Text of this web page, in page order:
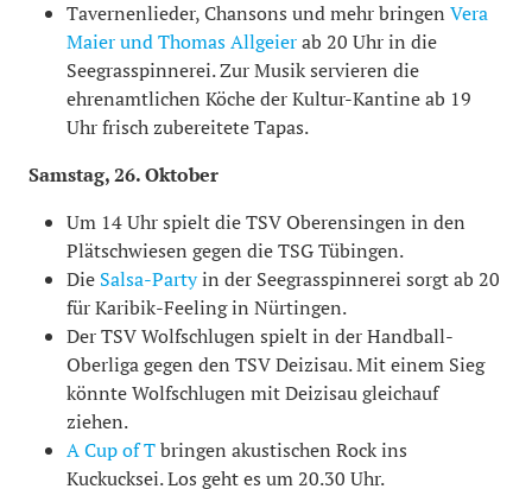
Tavernenlieder, Chansons und mehr bringen Vera
Maier und Thomas Allgeierab 20 Uhr in die
Seegrasspinnerei. Zur Musik servieren die
ehrenamtlichen Köche der Kultur-Kantine ab 19
Uhr frisch zubereitete Tapas.
Samstag, 26. Oktober
Um 14 Uhr spielt die TSV Oberensingen in den
Plätschwiesen gegen die TSG Tübingen.
Die Salsa-Partyin der Seegrasspinnerei sorgt ab 20
für Karibik-Feeling in Nürtingen.
Der TSV Wolfschlugen spielt in der Handball-
Oberliga gegen den TSV Deizisau. Mit einem Sieg
könnte Wolfschlugen mit Deizisau gleichauf
ziehen.
A Cup of Tbringen akustischen Rock ins
Kuckucksei. Los geht es um 20.30 Uhr.